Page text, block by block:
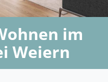
im
Weiern